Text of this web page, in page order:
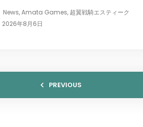
News,Amata Games, 超翼戦騎エスティーク
2026年8月6日
PREVIOUS